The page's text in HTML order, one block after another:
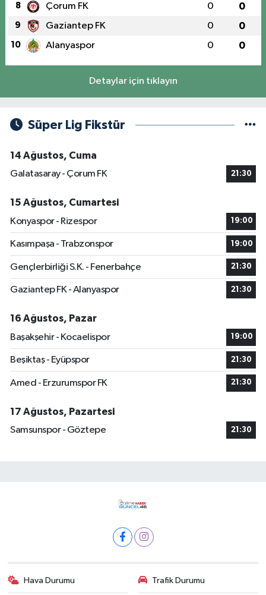
8 Çorum FK 0 0
9 Gaziantep FK 0 0
10 Alanyaspor 0 0
Detaylar için tıklayın
Süper Lig Fikstür
14 Ağustos, Cuma
Galatasaray - Çorum FK
21:30
15 Ağustos, Cumartesi
Konyaspor - Rizespor
19:00
Kasımpaşa - Trabzonspor 19:00
Gençlerbirliği S.K. - Fenerbahçe 21:30
Gaziantep FK - Alanyaspor 21:30
16 Ağustos, Pazar
Başakşehir - Kocaelispor
19:00
Beşiktaş - Eyüpspor 21:30
Amed - Erzurumspor FK 21:30
17 Ağustos, Pazartesi
Samsunspor - Göztepe
21:30
Hava Durumu Trafik Durumu